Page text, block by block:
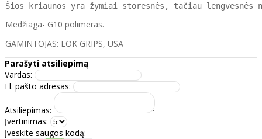
Šios kriaunos yra žymiai storesnės, tačiau lengvesnės
Medžiaga- G10 polimeras.
GAMINTOJAS: LOK GRIPS, USA
Parašyti atsiliepimą
Vardas:
El. pašto adresas:
Atsiliepimas:
Įvertinimas:
Įveskite saugos kodą: